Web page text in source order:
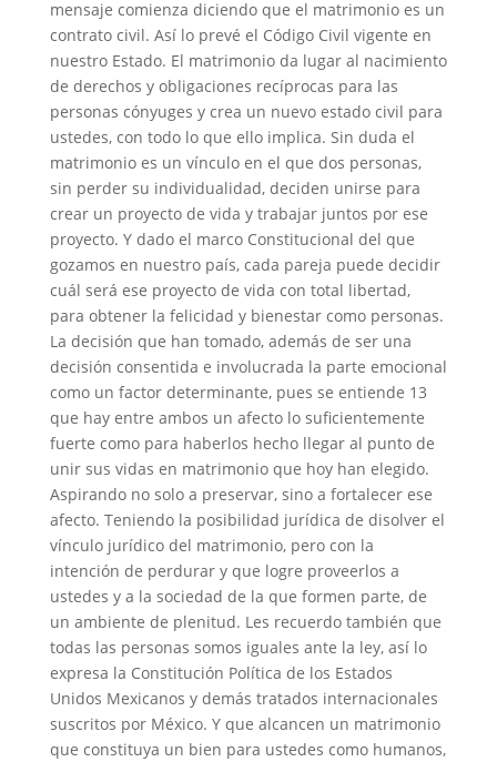
mensaje comienza diciendo que el matrimonio es un
contrato civil. Así lo prevé el Código Civil vigente en
nuestro Estado. El matrimonio da lugar al nacimiento
de derechos y obligaciones recíprocas para las
personas cónyuges y crea un nuevo estado civil para
ustedes, con todo lo que ello implica. Sin duda el
matrimonio es un vínculo en el que dos personas,
sin perder su individualidad, deciden unirse para
crear un proyecto de vida y trabajar juntos por ese
proyecto. Y dado el marco Constitucional del que
gozamos en nuestro país, cada pareja puede decidir
cuál será ese proyecto de vida con total libertad,
para obtener la felicidad y bienestar como personas.
La decisión que han tomado, además de ser una
decisión consentida e involucrada la parte emocional
como un factor determinante, pues se entiende 13
que hay entre ambos un afecto lo suficientemente
fuerte como para haberlos hecho llegar al punto de
unir sus vidas en matrimonio que hoy han elegido.
Aspirando no solo a preservar, sino a fortalecer ese
afecto. Teniendo la posibilidad jurídica de disolver el
vínculo jurídico del matrimonio, pero con la
intención de perdurar y que logre proveerlos a
ustedes y a la sociedad de la que formen parte, de
un ambiente de plenitud. Les recuerdo también que
todas las personas somos iguales ante la ley, así lo
expresa la Constitución Política de los Estados
Unidos Mexicanos y demás tratados internacionales
suscritos por México. Y que alcancen un matrimonio
que constituya un bien para ustedes como humanos,